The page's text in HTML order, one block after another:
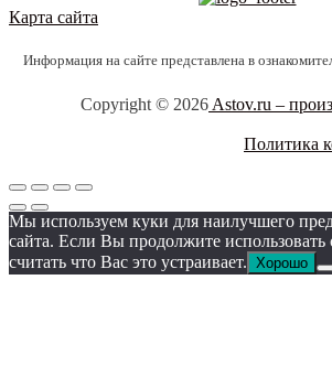
Карта сайта
Информация на сайте представлена в
Copyright © 2026 Astov.ru –
Политика
Мы используем куки для наилучшего
сайта. Если Вы продолжите использовать
считать что Вас это устраивает. Хорошо